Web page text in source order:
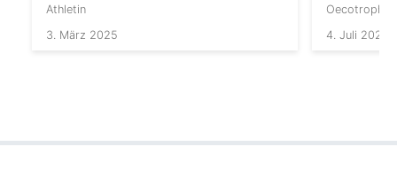
Athletin
3. März 2025
4. Juli 2024